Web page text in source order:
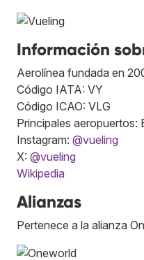
Información
Aerolínea fundada en
Código IATA: VY
Código ICAO: VLG
Principales aeropuertos:
Instagram: @vueling
X: @vueling
Wikipedia
Alianzas
Pertenece a la alianza